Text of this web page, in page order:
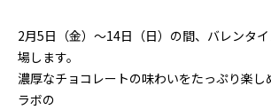
2月5日（金）～14日（日）の間、バレンタ
場します。
濃厚なチョコレートの味わいをたっぷり楽し
ラボの